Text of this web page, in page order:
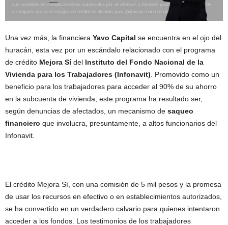
Una vez más, la financiera Yavo Capital se encuentra en el ojo del
huracán, esta vez por un escándalo relacionado con el programa
de crédito Mejora Sídel Instituto del Fondo Nacional de la
Vivienda para los Trabajadores (Infonavit) . Promovido como un
beneficio para los trabajadores para acceder al 90% de su ahorro
en la subcuenta de vivienda, este programa ha resultado ser,
según denuncias de afectados, un mecanismo de saqueo
financiero que involucra, presuntamente, a altos funcionarios del
Infonavit.
El crédito Mejora Sí, con una comisión de 5 mil pesos y la promesa
de usar los recursos en efectivo o en establecimientos autorizados,
se ha convertido en un verdadero calvario para quienes intentaron
acceder a los fondos. Los testimonios de los trabajadores